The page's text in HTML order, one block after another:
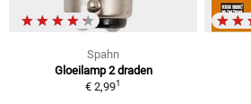
Spahn
Gloeilamp 2 draden
€ 2,991